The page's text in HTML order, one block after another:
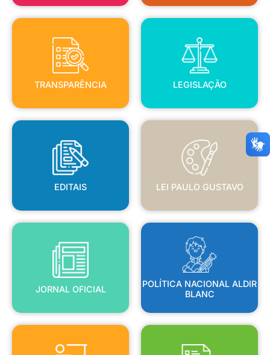
TRANSPARÊNCIA
TRANSPARÊNCIA
LEGISLAÇÃO
LEGISLAÇÃO
EDITAIS
EDITAIS
LEI PAULO GUSTAVO
LEI PAULO GUSTAVO
JORNAL OFICIAL
JORNAL OFICIAL
POLÍTICA NACIONAL ALDIR
BLANC
POLÍTICA NACIONAL ALDIR
BLANC
OFICINAS EDITAIS DE FOMENTO